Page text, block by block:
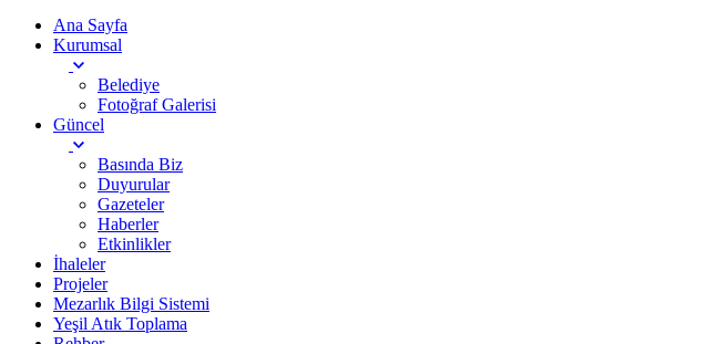
Ana Sayfa
Kurumsal
Belediye
Fotoğraf Galerisi
Güncel
Basında Biz
Duyurular
Gazeteler
Haberler
Etkinlikler
İhaleler
Projeler
Mezarlık Bilgi Sistemi
Yeşil Atık Toplama